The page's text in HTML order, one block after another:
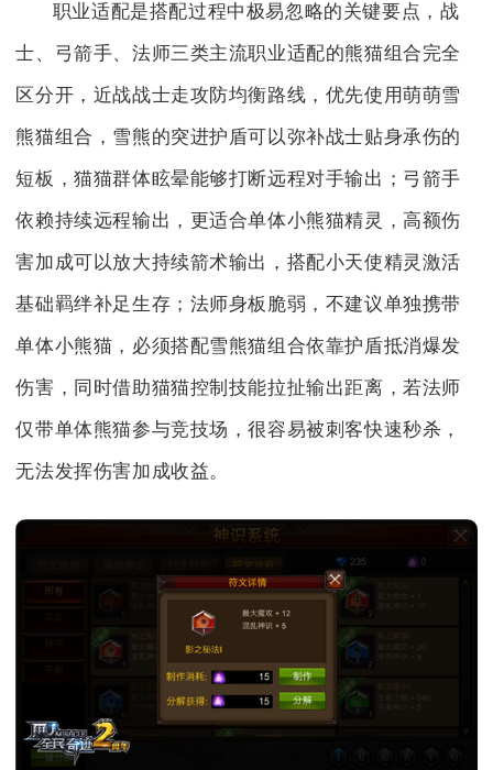
职业适配是搭配过程中极易忽略的关键要点，战
士、弓箭手、法师三类主流职业适配的熊猫组合完全
区分开，近战战士走攻防均衡路线，优先使用萌萌雪
熊猫组合，雪熊的突进护盾可以弥补战士贴身承伤的
短板，猫猫群体眩晕能够打断远程对手输出；弓箭手
依赖持续远程输出，更适合单体小熊猫精灵，高额伤
害加成可以放大持续箭术输出，搭配小天使精灵激活
基础羁绊补足生存；法师身板脆弱，不建议单独携带
单体小熊猫，必须搭配雪熊猫组合依靠护盾抵消爆发
伤害，同时借助猫猫控制技能拉扯输出距离，若法师
仅带单体熊猫参与竞技场，很容易被刺客快速秒杀，
无法发挥伤害加成收益。